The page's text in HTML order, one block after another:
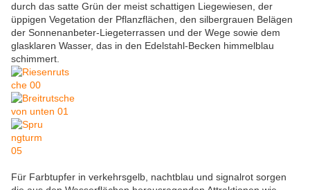
durch das satte Grün der meist schattigen Liegewiesen, der
üppigen Vegetation der Pflanzflächen, den silbergrauen Belägen
der Sonnenanbeter-Liegeterrassen und der Wege sowie dem
glasklaren Wasser, das in den Edelstahl-Becken himmelblau
schimmert.
Für Farbtupfer in verkehrsgelb, nachtblau und signalrot sorgen